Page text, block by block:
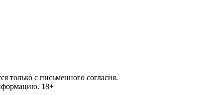
только с письменного согласия.
18+